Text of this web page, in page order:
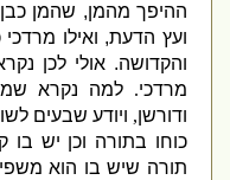
ההיפך מהמן,שהמן כבן
ועץ הדעת,ואילו מרדכי
והקדושה.אולי לכן
מרדכי.למה נקרא שמו
ודורשן,ויודע שבעים לשון'
כוחו בתורה וכן יש בו
תורה שיש בו הוא